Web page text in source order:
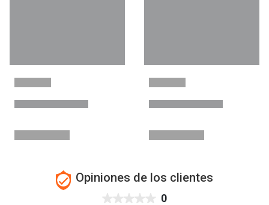
Opiniones de los clientes
0